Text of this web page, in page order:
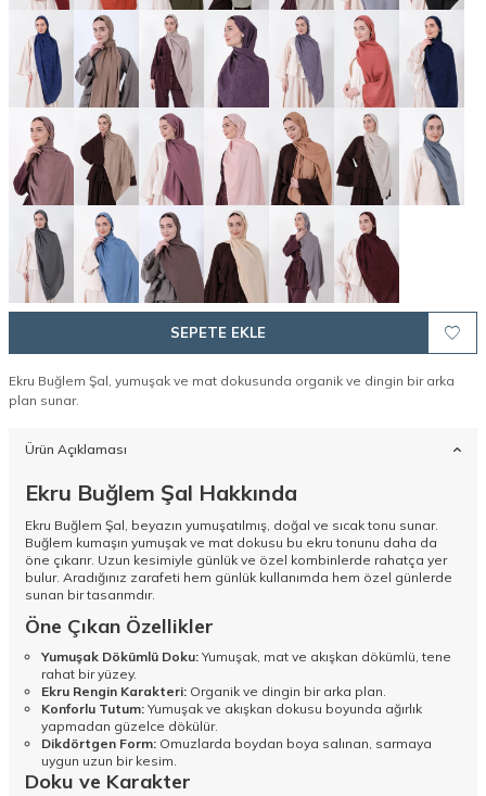
SEPETE EKLE
Ekru Buğlem Şal, yumuşak ve mat dokusunda organik ve dingin bir arka
plan sunar.
Ürün Açıklaması
Ekru Buğlem Şal Hakkında
Ekru Buğlem Şal, beyazın yumuşatılmış, doğal ve sıcak tonu sunar.
Buğlem kumaşın yumuşak ve mat dokusu bu ekru tonunu daha da
öne çıkarır. Uzun kesimiyle günlük ve özel kombinlerde rahatça yer
bulur. Aradığınız zarafeti hem günlük kullanımda hem özel günlerde
sunan bir tasarımdır.
Öne Çıkan Özellikler
Yumuşak Dökümlü Doku: Yumuşak, mat ve akışkan dökümlü, tene
rahat bir yüzey.
Ekru Rengin Karakteri: Organik ve dingin bir arka plan.
Konforlu Tutum: Yumuşak ve akışkan dokusu boyunda ağırlık
yapmadan güzelce dökülür.
Dikdörtgen Form: Omuzlarda boydan boya salınan, sarmaya
uygun uzun bir kesim.
Doku ve Karakter